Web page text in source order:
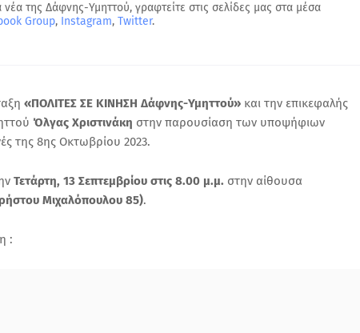
της Δάφνης-Υμηττού, γραφτείτε στις σελίδες μας στα μέσα
Group, Instagram, Twitter.
«ΠΟΛΙΤΕΣ ΣΕ ΚΙΝΗΣΗ Δάφνης-Υμηττού» και την επικεφαλής
Όλγας Χριστινάκη στην παρουσίαση των υποψήφιων
της 8ης Οκτωβρίου 2023.
Τετάρτη, 13 Σεπτεμβρίου στις 8.00 μ.μ. στην αίθουσα
Μιχαλόπουλου 85).
: